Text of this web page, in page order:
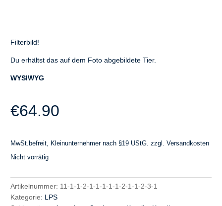
Filterbild!
Du erhältst das auf dem Foto abgebildete Tier.
WYSIWYG
€64.90
MwSt.befreit, Kleinunternehmer nach §19 UStG. zzgl. Versandkosten
Nicht vorrätig
Artikelnummer: 11-1-1-2-1-1-1-1-1-2-1-1-2-3-1
Kategorie: LPS